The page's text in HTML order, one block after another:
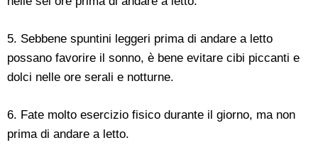
5. Sebbene spuntini leggeri prima di andare a letto
possano favorire il sonno, è bene evitare cibi piccanti e
dolci nelle ore serali e notturne.
6. Fate molto esercizio fisico durante il giorno, ma non
prima di andare a letto.